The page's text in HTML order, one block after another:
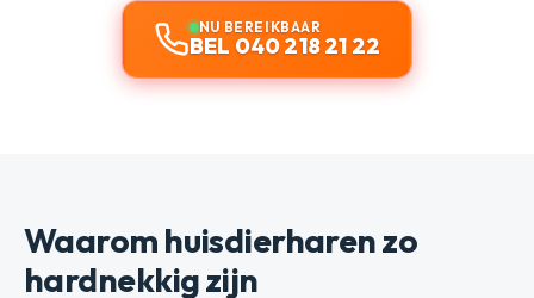
NU BEREIKBAAR
BEL 040 218 21 22
Waarom huisdierharen zo
hardnekkig zijn